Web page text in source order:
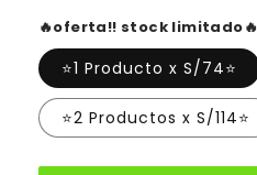
habitual de
oferta
🔥oferta!! stock limitado🔥
⭐1 Producto x S/74⭐
⭐2 Productos x S/114⭐